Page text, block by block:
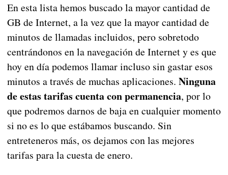
En esta lista hemos buscado la mayor cantidad de
GB de Internet, a la vez que la mayor cantidad de
minutos de llamadas incluidos, pero sobretodo
centrándonos en la navegación de Internet y es que
hoy en día podemos llamar incluso sin gastar esos
minutos a través de muchas aplicaciones. Ninguna
de estas tarifas cuenta con permanencia, por lo
que podremos darnos de baja en cualquier momento
si no es lo que estábamos buscando. Sin
entreteneros más, os dejamos con las mejores
tarifas para la cuesta de enero.